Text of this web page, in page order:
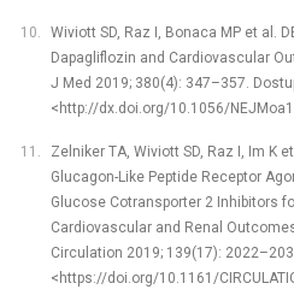
Wiviott SD, Raz I, Bonaca MP et al.
Dapagliflozin and Cardiovascular
J Med 2019; 380(4): 347–357.
<http://dx.doi.org/10.1056/
Zelniker TA, Wiviott SD, Raz I, Im K
Glucagon-Like Peptide Receptor
Glucose Cotransporter 2 Inhibitors
Cardiovascular and Renal
Circulation 2019; 139(17):
<https://doi.org/10.1161/